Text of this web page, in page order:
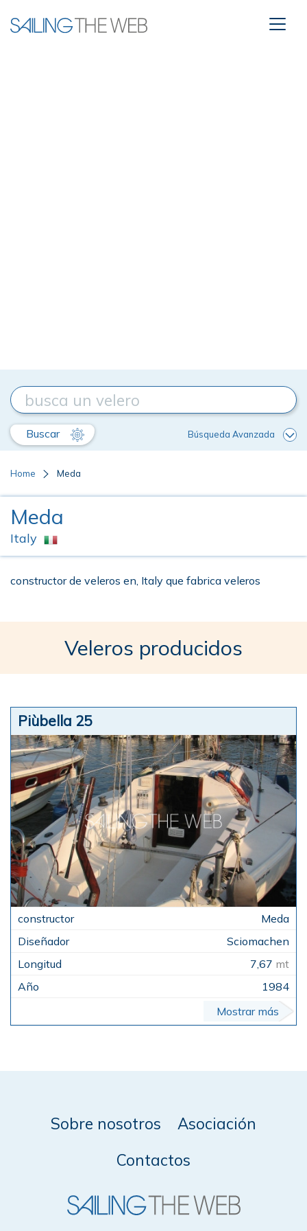
Buscar Búsqueda Avanzada
Home Meda
Meda
Italy
constructor de veleros en, Italy que fabrica veleros
Veleros producidos
Piùbella 25
Meda
Sciomachen
7,67 mt
1984
Mostrar más
Sobre nosotros
Asociación
Contactos